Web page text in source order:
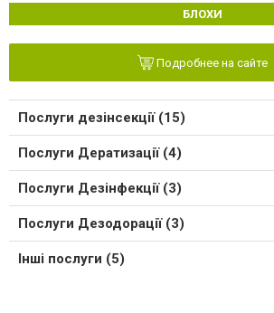
БЛОХИ
Подробнее на сайте
Послуги дезінсекції (15)
Послуги Дератизації (4)
Послуги Дезінфекції (3)
Послуги Дезодорації (3)
Інші послуги (5)